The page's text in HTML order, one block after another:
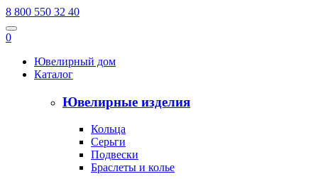
8 800 550 32 40
0
Ювелирный дом
Каталог
Ювелирные изделия
Кольца
Серьги
Подвески
Браслеты и колье